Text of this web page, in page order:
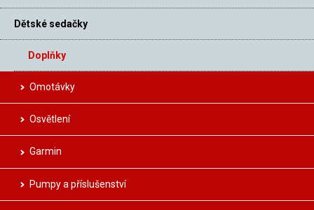
Dětské sedačky
Doplňky
Omotávky
Osvětlení
Garmin
Pumpy a příslušenství